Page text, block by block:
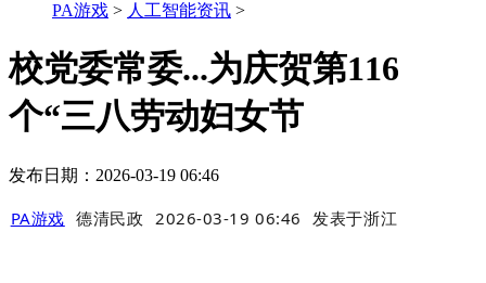
PA游戏 > 人工智能资讯 >
校党委常委...为庆贺第116
个“三八劳动妇女节
发布日期：2026-03-19 06:46
PA游戏 德清民政 2026-03-19 06:46 发表于浙江